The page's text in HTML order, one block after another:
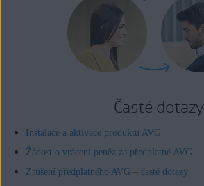
Časté dotazy
Instalace a aktivace produktu AVG
Žádost o vrácení peněz za předplatné AVG
Zrušení předplatného AVG – časté dotazy